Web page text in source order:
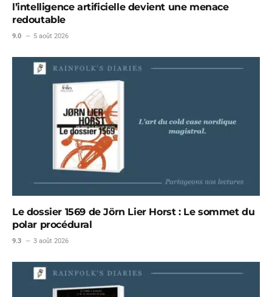
l’intelligence artificielle devient une menace
redoutable
9.0 5 août 2026
Le dossier 1569 de Jörn Lier Horst : Le sommet du
polar procédural
9.3 3 août 2026